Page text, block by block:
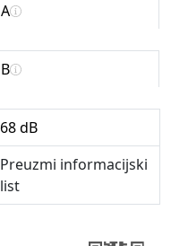
A
B
68 dB
Preuzmi informacijski
list